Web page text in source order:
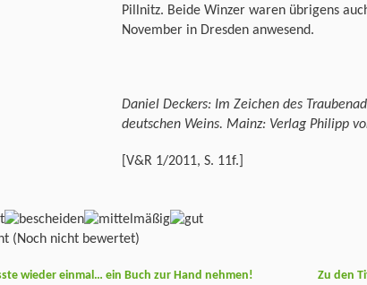
Pillnitz. Beide Winzer waren übrigens
November in Dresden anwesend.
Daniel Deckers: Im Zeichen des
deutschen Weins. Mainz: Verlag Philipp
[V&R 1/2011, S. 11f.]
(Noch nicht bewertet)
wieder einmal… ein Buch zur Hand nehmen! Zu den